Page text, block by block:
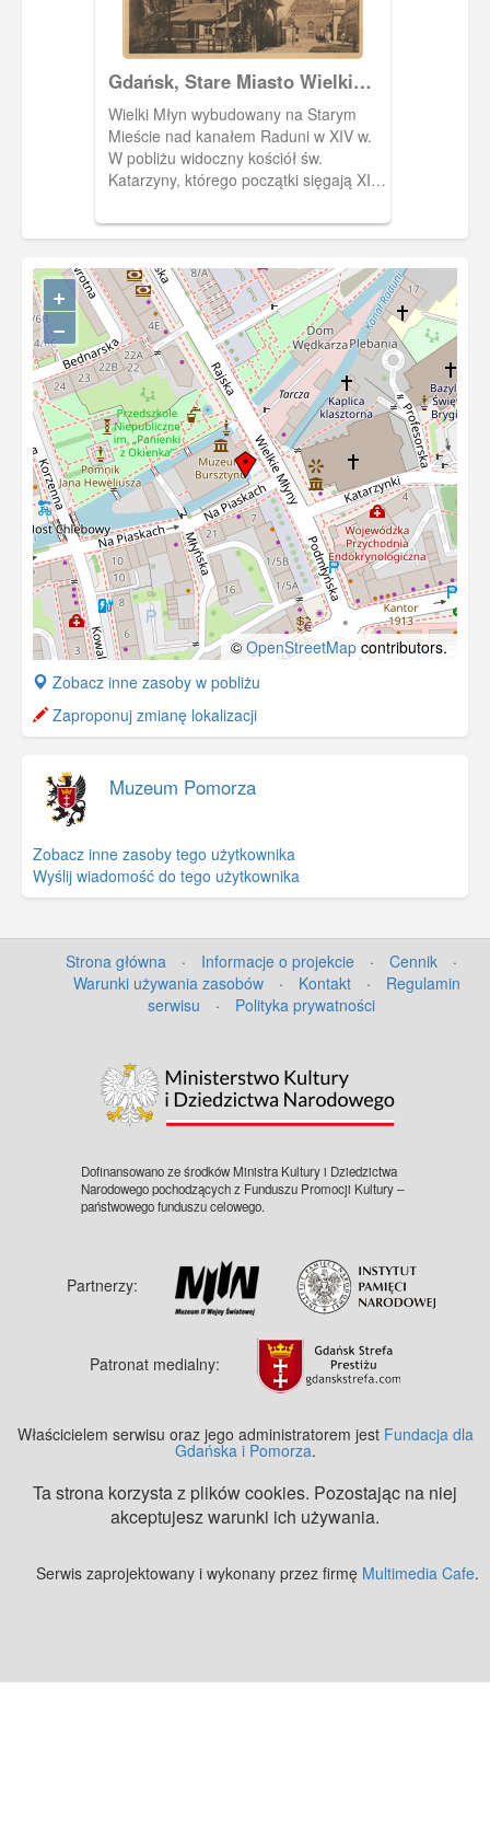
Gdańsk, Stare Miasto Wielki
Młyn i kościół św. Katarzyny,
Danzig Grosse Mühle u.
Katharinen - Kirche
Wielki Młyn wybudowany na Starym
Mieście nad kanałem Raduni w XIV w.
W pobliżu widoczny kościół św.
Katarzyny, którego początki sięgają XIII
Gdańsku.John & Rosenberg
+
−
© OpenStreetMap contributors.
+
−
Zobacz inne zasoby w pobliżu
Zaproponuj zmianę lokalizacji
Muzeum Pomorza
Zobacz inne zasoby tego użytkownika
Wyślij wiadomość do tego użytkownika
Strona główna · Informacje o projekcie · Cennik
·
Warunki używania zasobów
· Kontakt ·
Regulamin
serwisu
· Polityka prywatności
Dofinansowano ze środków Ministra Kultury i Dziedzictwa
Narodowego pochodzących z Funduszu Promocji Kultury –
państwowego funduszu celowego.
Partnerzy:
Patronat medialny:
Właścicielem serwisu oraz jego administratorem jest Fundacja dla
Gdańska i Pomorza.
Ta strona korzysta z plików cookies. Pozostając na niej
akceptujesz warunki ich używania.
Serwis zaprojektowany i wykonany przez firmę Multimedia Cafe.